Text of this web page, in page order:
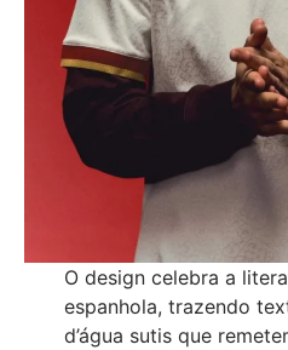
O design celebra a
espanhola, trazendo
d’água sutis que